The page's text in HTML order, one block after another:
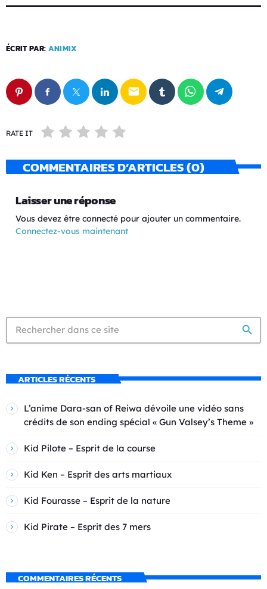
ÉCRIT PAR: ANIMIX
email
RATE IT
COMMENTAIRES D’ARTICLES (0)
Laisser une réponse
Vous devez être connecté pour ajouter un commentaire.
Connectez-vous maintenant
search
ARTICLES RÉCENTS
L’anime Dara-san of Reiwa dévoile une vidéo sans
crédits de son ending spécial « Gun Valsey’s Theme »
Kid Pilote – Esprit de la course
Kid Ken – Esprit des arts martiaux
Kid Fourasse – Esprit de la nature
Kid Pirate – Esprit des 7 mers
COMMENTAIRES RÉCENTS